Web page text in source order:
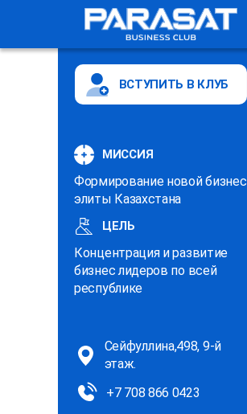
ВСТУПИТЬ В КЛУБ
МИССИЯ
Формирование новой бизнес
элиты Казахстана
ЦЕЛЬ
Концентрация и развитие
бизнес лидеров по всей
республике
Сейфуллина,498, 9-й
этаж.
+7 708 866 0423